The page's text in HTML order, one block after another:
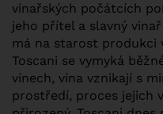
vinařských počátcích
jeho přítel a slavný
má na starost produkci
Toscani se vymyká
vínech, vína vznikají s
prostředí, proces jejich